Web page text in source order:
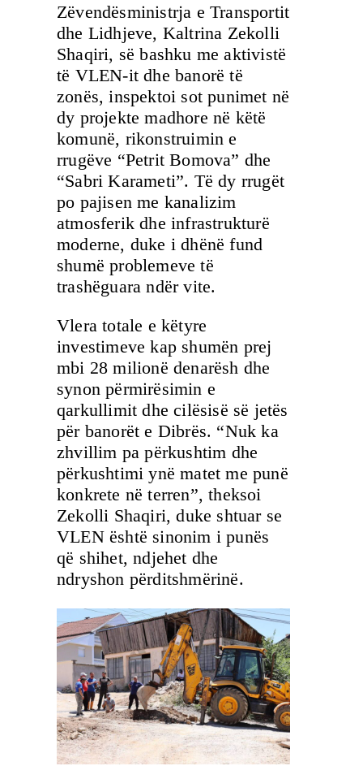
Zëvendësministrja e Transportit
dhe Lidhjeve, Kaltrina Zekolli
Shaqiri, së bashku me aktivistë
të VLEN-it dhe banorë të
zonës, inspektoi sot punimet në
dy projekte madhore në këtë
komunë, rikonstruimin e
rrugëve “Petrit Bomova” dhe
“Sabri Karameti”. Të dy rrugët
po pajisen me kanalizim
atmosferik dhe infrastrukturë
moderne, duke i dhënë fund
shumë problemeve të
trashëguara ndër vite.
Vlera totale e këtyre
investimeve kap shumën prej
mbi 28 milionë denarësh dhe
synon përmirësimin e
qarkullimit dhe cilësisë së jetës
për banorët e Dibrës. “Nuk ka
zhvillim pa përkushtim dhe
përkushtimi ynë matet me punë
konkrete në terren”, theksoi
Zekolli Shaqiri, duke shtuar se
VLEN është sinonim i punës
që shihet, ndjehet dhe
ndryshon përditshmërinë.